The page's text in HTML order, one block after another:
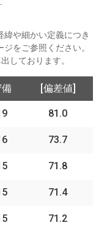
や細かい定義につき
ジをご参照ください。
しております。
[偏差値]
81.0
73.7
71.8
71.4
71.2